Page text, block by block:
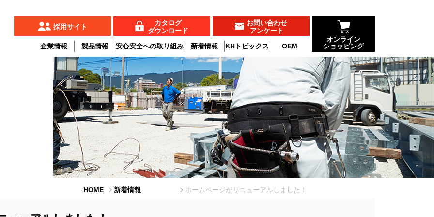
採用サイト
カタログ
ダウンロード
お問い合わせ
アンケート
企業情報 製品情報 安心安全への取り組み 新着情報 KHトピックス OEM
オンライン
ショッピング
HOME 新着情報 ホームページがリニューアルしました！